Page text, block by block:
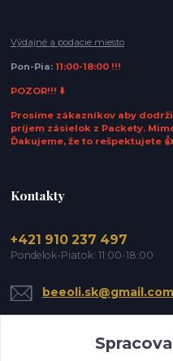
Výdajné a podacie miesto
Pon-Pia:11:00-18:00 !!!
POZOR!!! ⬇️
Prosíme zákazníkov aby
príjem zásielok z Packety.
Ďakujeme, že to rešpektujete
Kontakty
+421 910 237 497
Pondelok-Piatok: 11:00-18:00
beeoli.sk@gmail.com